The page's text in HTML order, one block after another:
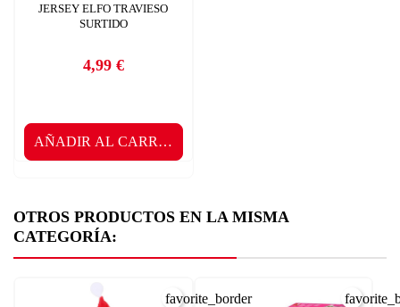
JERSEY ELFO TRAVIESO
SURTIDO
Precio
4,99 €
AÑADIR AL CARRITO
OTROS PRODUCTOS EN LA MISMA
CATEGORÍA:
favorite_border